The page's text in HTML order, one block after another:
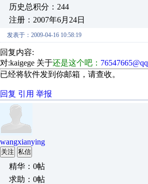
历史总积分：244
注册：2007年6月24日
发表于：2009-04-16 10:58:19
回复内容:
对:kaigege 关于还是这个吧： 76547665@qq
已经将软件发到你邮箱，请查收。
回复 引用 举报
wangxianying
关注 私信
精华：0帖
求助：0帖